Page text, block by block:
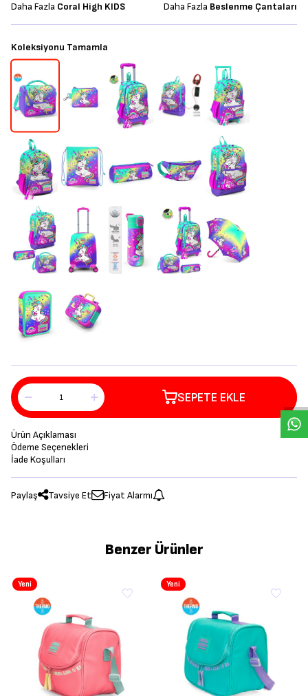
Daha Fazla Coral High KIDS Daha Fazla Beslenme Çantaları
Koleksiyonu Tamamla
SEPETE EKLE
Ürün Açıklaması
Ödeme Seçenekleri
İade Koşulları
Paylaş Tavsiye Et Fiyat Alarmı
Benzer Ürünler
Yeni Yeni